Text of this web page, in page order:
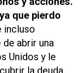
que pierdo
incluso
abrir una
Unidos y le
la deuda,